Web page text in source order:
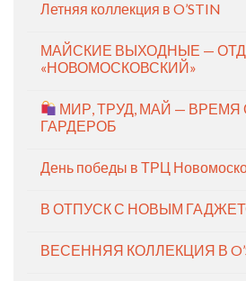
Летняя коллекция в O’STIN
МАЙСКИЕ ВЫХОДНЫЕ —
«НОВОМОСКОВСКИЙ»
МИР, ТРУД, МАЙ —
ГАРДЕРОБ
День победы в ТРЦ
В ОТПУСК С НОВЫМ
ВЕСЕННЯЯ КОЛЛЕКЦИЯ В